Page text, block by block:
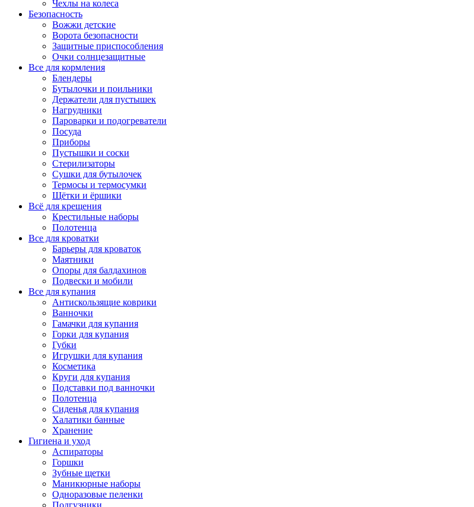
Чехлы на колеса
Безопасность
Вожжи детские
Ворота безопасности
Защитные приспособления
Очки солнцезащитные
Все для кормления
Блендеры
Бутылочки и поильники
Держатели для пустышек
Нагрудники
Пароварки и подогреватели
Посуда
Приборы
Пустышки и соски
Стерилизаторы
Сушки для бутылочек
Термосы и термосумки
Щётки и ёршики
Всё для крещения
Крестильные наборы
Полотенца
Все для кроватки
Барьеры для кроваток
Маятники
Опоры для балдахинов
Подвески и мобили
Все для купания
Антискользящие коврики
Ванночки
Гамачки для купания
Горки для купания
Губки
Игрушки для купания
Косметика
Круги для купания
Подставки под ванночки
Полотенца
Сиденья для купания
Халатики банные
Хранение
Гигиена и уход
Аспираторы
Горшки
Зубные щетки
Маникюрные наборы
Одноразовые пеленки
Подгузники